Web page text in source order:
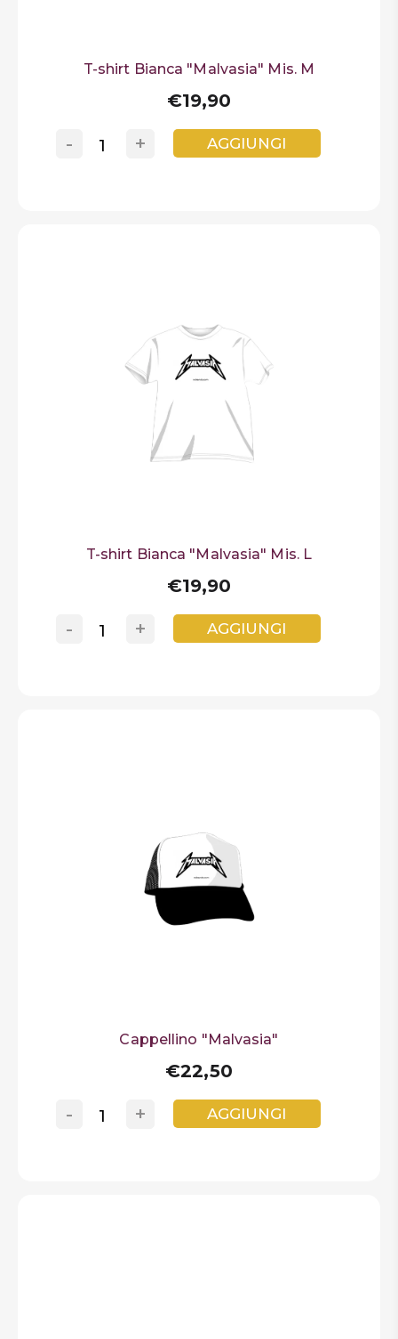
T-shirt Bianca "Malvasia" Mis. M
€19,90
+
- AGGIUNGI
T-shirt Bianca "Malvasia" Mis. L
€19,90
+
- AGGIUNGI
Cappellino "Malvasia"
€22,50
+
- AGGIUNGI